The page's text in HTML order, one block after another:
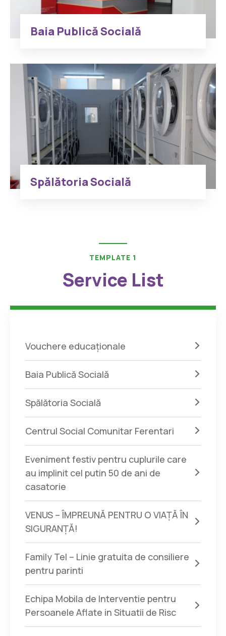
Baia Publică Socială
Spălătoria Socială
TEMPLATE 1
Service List
Vouchere educaționale
Baia Publică Socială
Spălătoria Socială
Centrul Social Comunitar Ferentari
Eveniment festiv pentru cuplurile care
au implinit cel putin 50 de ani de
casatorie
VENUS – ÎMPREUNĂ PENTRU O VIAȚĂ ÎN
SIGURANȚĂ!
Family Tel – Linie gratuita de consiliere
pentru parinti
Echipa Mobila de Interventie pentru
Persoanele Aflate in Situatii de Risc